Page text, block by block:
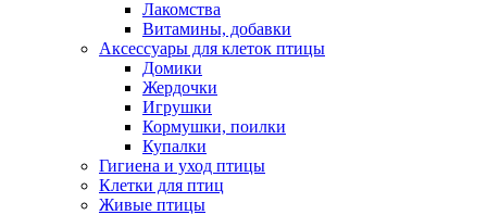
Лакомства
Витамины, добавки
Аксессуары для клеток птицы
Домики
Жердочки
Игрушки
Кормушки, поилки
Купалки
Гигиена и уход птицы
Клетки для птиц
Живые птицы